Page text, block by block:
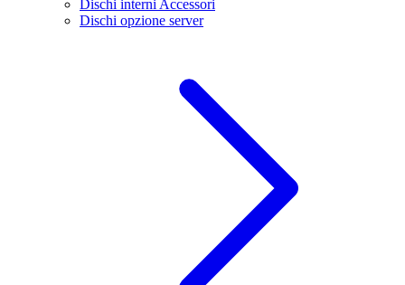
Dischi interni Accessori
Dischi opzione server